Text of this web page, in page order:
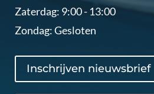
Zaterdag: 9:00 - 13:00
Zondag: Gesloten
Inschrijven nieuwsbrief